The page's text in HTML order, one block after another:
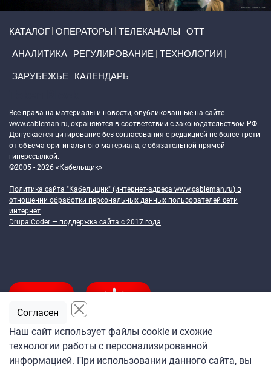
КАТАЛОГ ОПЕРАТОРЫ ТЕЛЕКАНАЛЫ ОТТ
АНАЛИТИКА РЕГУЛИРОВАНИЕ ТЕХНОЛОГИИ
ЗАРУБЕЖЬЕ КАЛЕНДАРЬ
Все права на материалы и новости, опубликованные на сайте
www.cableman.ru, охраняются в соответствии с законодательством РФ.
Допускается цитирование без согласования с редакцией не более трети
от объема оригинального материала, с обязательной прямой
гиперссылкой.
©2005 - 2026 «Кабельщик»
Политика сайта "Кабельщик" (интернет-адреса www.cableman.ru) в
отношении обработки персональных данных пользователей сети
интернет
DrupalCoder — поддержка сайта c 2017 года
Подпишитесь
Наш сайт использует файлы cookie и схожие
технологии работы с персонализированной
информацией. При использовании данного сайта, вы
Согласен